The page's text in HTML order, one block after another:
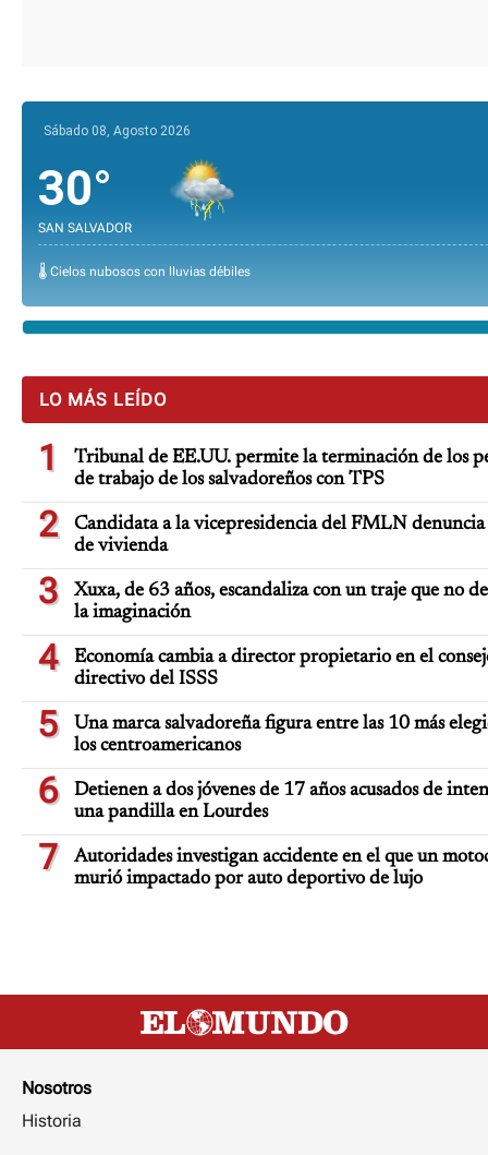
Sábado 08, Agosto 2026
30°
SAN SALVADOR
🌡️ Cielos nubosos con lluvias débiles
LO MÁS LEÍDO
1
Tribunal de EE.UU. permite la terminación de los
de trabajo de los salvadoreños con TPS
2
Candidata a la vicepresidencia del FMLN denuncia
de vivienda
3
Xuxa, de 63 años, escandaliza con un traje que no
la imaginación
4
Economía cambia a director propietario en el
directivo del ISSS
5
Una marca salvadoreña figura entre las 10 más
los centroamericanos
6
Detienen a dos jóvenes de 17 años acusados de
una pandilla en Lourdes
7
Autoridades investigan accidente en el que un
murió impactado por auto deportivo de lujo
Nosotros
Historia